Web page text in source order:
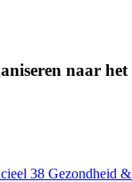
naar
38 Gezondheid